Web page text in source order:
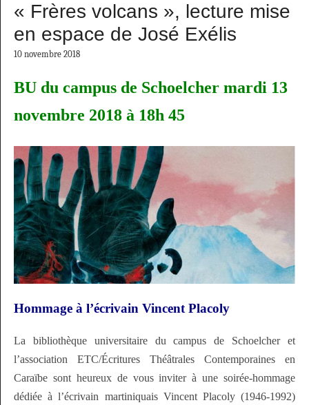
« Frères volcans », lecture mise
en espace de José Exélis
10 novembre 2018
BU du campus de Schoelcher mardi 13
novembre 2018 à 18h 45
Hommage à l’écrivain Vincent Placoly
La bibliothèque universitaire du campus de Schoelcher et
l’association ETC/Écritures Théâtrales Contemporaines en
Caraïbe sont heureux de vous inviter à une soirée-hommage
dédiée à l’écrivain martiniquais Vincent Placoly (1946-1992)